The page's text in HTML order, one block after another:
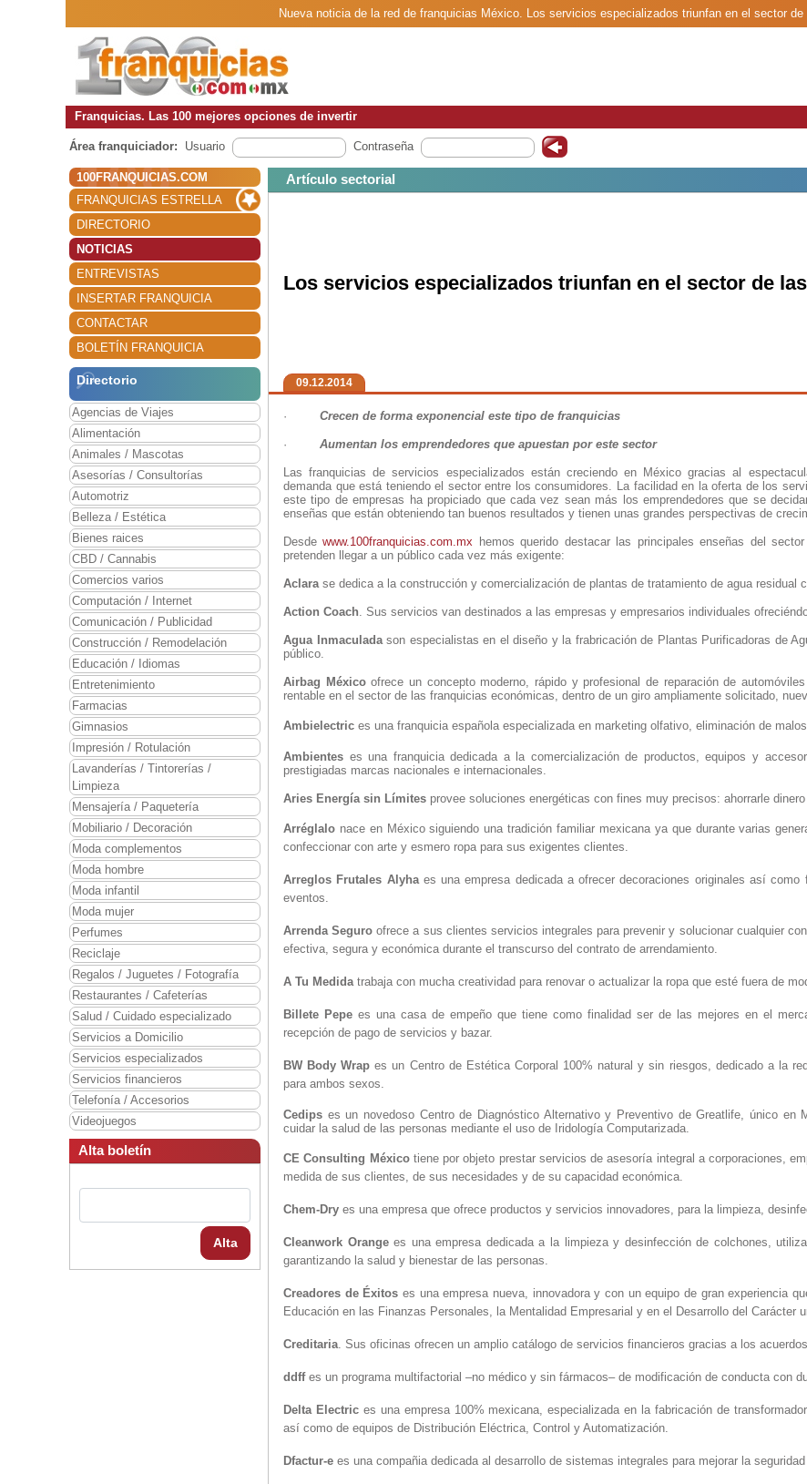
Nueva noticia de la red de franquicias México. Los servicios especializados triunfan en el sector
Franquicias. Las 100 mejores opciones de invertir
Área franquiciador: Usuario Contraseña
100FRANQUICIAS.COM
FRANQUICIAS ESTRELLA
DIRECTORIO
NOTICIAS
ENTREVISTAS
INSERTAR FRANQUICIA
CONTACTAR
BOLETÍN FRANQUICIA
Directorio
Agencias de Viajes
Alimentación
Animales / Mascotas
Asesorías / Consultorías
Automotriz
Belleza / Estética
Bienes raices
CBD / Cannabis
Comercios varios
Computación / Internet
Comunicación / Publicidad
Construcción / Remodelación
Educación / Idiomas
Entretenimiento
Farmacias
Gimnasios
Impresión / Rotulación
Lavanderías / Tintorerías /
Limpieza
Mensajería / Paquetería
Mobiliario / Decoración
Moda complementos
Moda hombre
Moda infantil
Moda mujer
Perfumes
Reciclaje
Regalos / Juguetes / Fotografía
Restaurantes / Cafeterías
Salud / Cuidado especializado
Servicios a Domicilio
Servicios especializados
Servicios financieros
Telefonía / Accesorios
Videojuegos
Alta boletín
Alta
Artículo sectorial
Los servicios especializados triunfan en el sector de
09.12.2014
· Crecen de forma exponencial este tipo de franquicias
· Aumentan los emprendedores que apuestan por este sector
Las franquicias de servicios especializados están creciendo en México gracias al
demanda que está teniendo el sector entre los consumidores. La facilidad en la oferta de los
este tipo de empresas ha propiciado que cada vez sean más los emprendedores que se
enseñas que están obteniendo tan buenos resultados y tienen unas grandes perspectivas de
Desdewww.100franquicias.com.mx hemos querido destacar las principales enseñas del
pretenden llegar a un público cada vez más exigente:
Aclarase dedica a la construcción y comercialización de plantas de tratamiento de agua residual
Action Coach. Sus servicios van destinados a las empresas y empresarios individuales
Agua Inmaculadason especialistas en el diseño y la frabricación de Plantas Purificadoras de
público.
Airbag Méxicoofrece un concepto moderno, rápido y profesional de reparación de
rentable en el sector de las franquicias económicas, dentro de un giro ampliamente solicitado,
Ambielectric es una franquicia española especializada en marketing olfativo, eliminación de
Ambientes es una franquicia dedicada a la comercialización de productos, equipos y
prestigiadas marcas nacionales e internacionales.
Aries Energía sin Límites provee soluciones energéticas con fines muy precisos: ahorrarle
Arréglalo nace en México siguiendo una tradición familiar mexicana ya que durante varias
confeccionar con arte y esmero ropa para sus exigentes clientes.
Arreglos Frutales Alyhaes una empresa dedicada a ofrecer decoraciones originales así
eventos.
Arrenda Seguro ofrece a sus clientes servicios integrales para prevenir y solucionar cualquier
efectiva, segura y económica durante el transcurso del contrato de arrendamiento.
A Tu Medidatrabaja con mucha creatividad para renovar o actualizar la ropa que esté fuera de
Billete Pepe es una casa de empeño que tiene como finalidad ser de las mejores en el
recepción de pago de servicios y bazar.
BW Body Wrap es un Centro de Estética Corporal 100% natural y sin riesgos, dedicado a la
para ambos sexos.
Cedips es un novedoso Centro de Diagnóstico Alternativo y Preventivo de Greatlife, único en
cuidar la salud de las personas mediante el uso de Iridología Computarizada.
CE Consulting Méxicotiene por objeto prestar servicios de asesoría integral a corporaciones,
medida de sus clientes, de sus necesidades y de su capacidad económica.
Chem-Dry es una empresa que ofrece productos y servicios innovadores, para la limpieza,
Cleanwork Orangees una empresa dedicada a la limpieza y desinfección de colchones,
garantizando la salud y bienestar de las personas.
Creadores de Éxitos es una empresa nueva, innovadora y con un equipo de gran experiencia
Educación en las Finanzas Personales, la Mentalidad Empresarial y en el Desarrollo del Carácter
Creditaria. Sus oficinas ofrecen un amplio catálogo de servicios financieros gracias a los
ddffes un programa multifactorial –no médico y sin fármacos– de modificación de conducta con
Delta Electrices una empresa 100% mexicana, especializada en la fabricación de
así como de equipos de Distribución Eléctrica, Control y Automatización.
Dfactur-e es una compañia dedicada al desarrollo de sistemas integrales para mejorar la